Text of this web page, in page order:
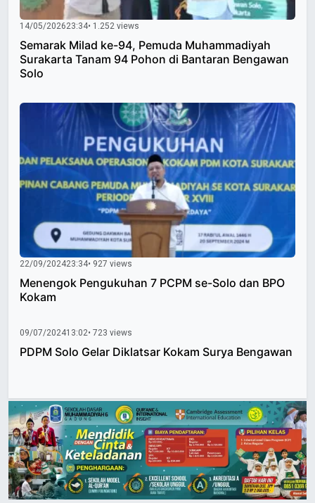
14/05/202623:34• 1.252 views
Semarak Milad ke-94, Pemuda Muhammadiyah
Surakarta Tanam 94 Pohon di Bantaran Bengawan
Solo
22/09/202423:34• 927 views
Menengok Pengukuhan 7 PCPM se-Solo dan BPO
Kokam
09/07/202413:02• 723 views
PDPM Solo Gelar Diklatsar Kokam Surya Bengawan